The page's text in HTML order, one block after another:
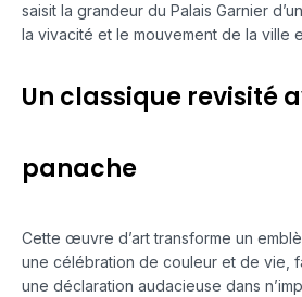
saisit la grandeur du Palais Garnier
la vivacité et le mouvement de la ville
Un classique revisité
panache
Cette œuvre d’art transforme un
une célébration de couleur et de vie,
une déclaration audacieuse dans